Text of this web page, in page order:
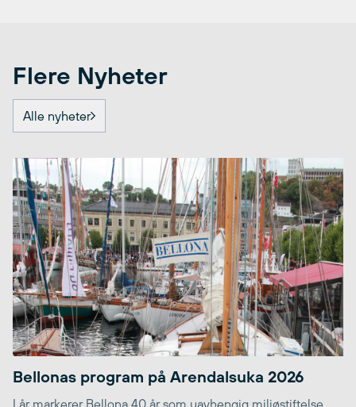
Flere Nyheter
Alle nyheter
Bellonas program på Arendalsuka 2026
I år markerer Bellona 40 år som uavhengig miljøstiftelse.